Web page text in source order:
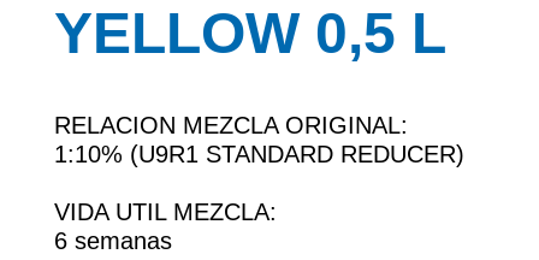
YELLOW 0,5 L
RELACION MEZCLA ORIGINAL:
1:10% (U9R1 STANDARD REDUCER)
VIDA UTIL MEZCLA:
6 semanas